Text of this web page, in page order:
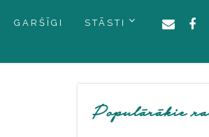
GARŠĪGI STĀSTI
Populārākie